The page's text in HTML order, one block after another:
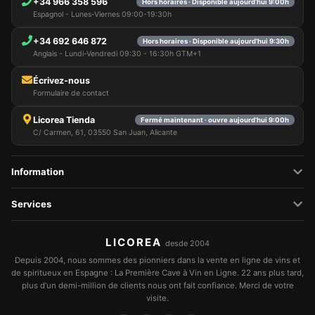
Hors horaires · Disponible aujourd’hui 9:00h
Espagnol - Lunes-Viernes 09:00-19:30h
+34 692 646 872 Hors horaires · Disponible aujourd’hui 9:30h
Anglais - Lundi-Vendredi 09:30 - 16:30h GTM+1
Écrivez-nous
Formulaire de contact
Licorea Tienda Fermé maintenant · ouvre aujourd’hui 9:00h
C/ Carmen, 61, 03550 San Juan, Alicante
Information
Services
LICOREA desde 2004
Depuis 2004, nous sommes des pionniers dans la vente en ligne de vins et
de spiritueux en Espagne : La Première Cave à Vin en Ligne. 22 ans plus tard,
plus d’un demi-million de clients nous ont fait confiance. Merci de votre
visite.
nous autorisez à utiliser dans votre session.